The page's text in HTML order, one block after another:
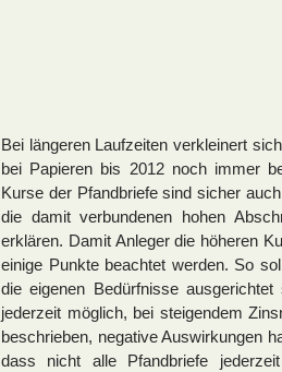
Bei längeren Laufzeiten verkleinert
bei Papieren bis 2012 noch immer
Kurse der Pfandbriefe sind sicher
die damit verbundenen hohen
erklären. Damit Anleger die höheren
einige Punkte beachtet werden. So
die eigenen Bedürfnisse
jederzeit möglich, bei steigendem
beschrieben, negative Auswirkungen
dass nicht alle Pfandbriefe